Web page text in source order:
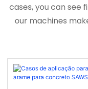
cases, you can see
our machines